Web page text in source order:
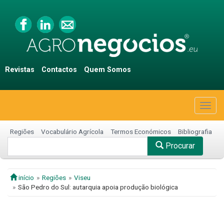
Revistas Contactos Quem Somos
Regiões Vocabulário Agrícola Termos Económicos Bibliografia
Procurar
início Regiões
Viseu
São Pedro do Sul: autarquia apoia produção biológica